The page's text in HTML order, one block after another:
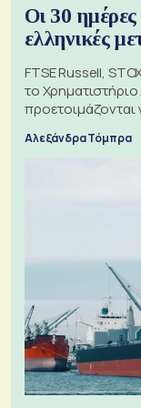
Οι 30 ημέρες
ελληνικές
FTSE Russell,
το
προετοιμάζονται
Αλεξάνδρα Τόμπρα